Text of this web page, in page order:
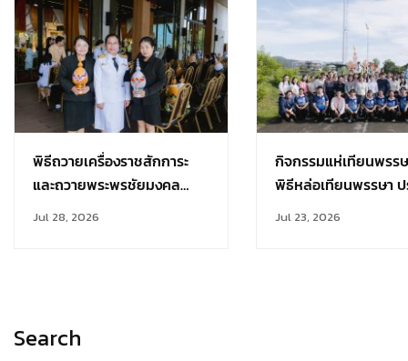
พิธีถวายเครื่องราชสักการะ
และถวายพระพรชัยมงคล
Jul 28, 2026
กิจกรรมแห่เทียนพรร
พิธีหล่อเทียนพรรษา ป
Jul 23, 2026
Search